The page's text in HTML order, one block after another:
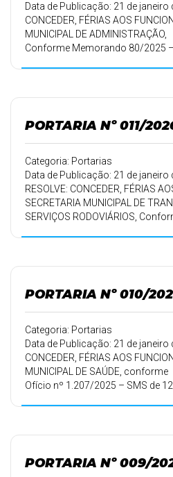
Data de Publicação: 21 de janeiro
CONCEDER, FÉRIAS AOS
MUNICIPAL DE ADMINISTRAÇÃO,
Conforme Memorando 80/2025
PORTARIA Nº 011/
Categoria: Portarias
Data de Publicação: 21 de janeiro
RESOLVE: CONCEDER, FÉRIAS
SECRETARIA MUNICIPAL DE
SERVIÇOS RODOVIÁRIOS,
PORTARIA Nº 010/
Categoria: Portarias
Data de Publicação: 21 de janeiro
CONCEDER, FÉRIAS AOS
MUNICIPAL DE SAÚDE, conforme
Ofício nº 1.207/2025 – SMS de
PORTARIA Nº 009/